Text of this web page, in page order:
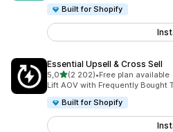
Built for Shopify
Essential Upsell & Cross Sell
5,0av 5 stjerner
(2 202)
Totalt 2202 omtaler
•Free plan available
Lift AOV with Frequently Bought
Built for Shopify